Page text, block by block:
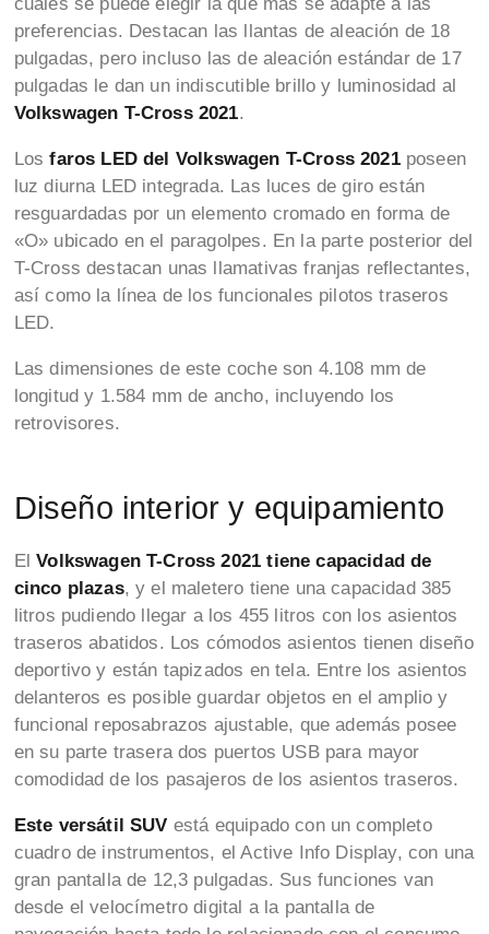
cuales se puede elegir la que más se adapte a las
preferencias. Destacan las llantas de aleación de 18
pulgadas, pero incluso las de aleación estándar de 17
pulgadas le dan un indiscutible brillo y luminosidad al
Volkswagen T-Cross 2021.
Losfaros LED del Volkswagen T-Cross 2021 poseen
luz diurna LED integrada. Las luces de giro están
resguardadas por un elemento cromado en forma de
«O» ubicado en el paragolpes. En la parte posterior del
T-Cross destacan unas llamativas franjas reflectantes,
así como la línea de los funcionales pilotos traseros
LED.
Las dimensiones de este coche son 4.108 mm de
longitud y 1.584 mm de ancho, incluyendo los
retrovisores.
Diseño interior y equipamiento
ElVolkswagen T-Cross 2021 tiene capacidad de
cinco plazas, y el maletero tiene una capacidad 385
litros pudiendo llegar a los 455 litros con los asientos
traseros abatidos. Los cómodos asientos tienen diseño
deportivo y están tapizados en tela. Entre los asientos
delanteros es posible guardar objetos en el amplio y
funcional reposabrazos ajustable, que además posee
en su parte trasera dos puertos USB para mayor
comodidad de los pasajeros de los asientos traseros.
Este versátil SUV está equipado con un completo
cuadro de instrumentos, el Active Info Display, con una
gran pantalla de 12,3 pulgadas. Sus funciones van
desde el velocímetro digital a la pantalla de